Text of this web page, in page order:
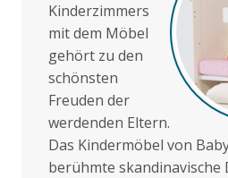
Kinderzimmers
mit dem Möbel
gehört zu den
schönsten
Freuden der
werdenden Eltern.
Das Kindermöbel von
berühmte skandinavische